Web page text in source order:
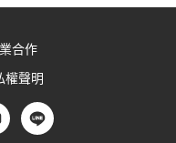
合作
權聲明